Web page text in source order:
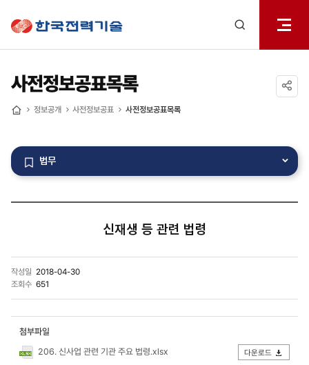
열기
사전정보공표목록
정보공개 사전정보공표 사전정보공표목록
법무
신재생 등 관련 법령
작성일 2018-04-30
조회수 651
첨부파일
206. 신사업 관련 기관 주요 법령.xlsx
다운로드